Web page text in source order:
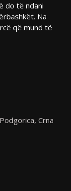
do të ndani
Na
që mund të
Crna